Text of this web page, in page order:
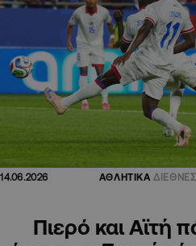
14.06.2026 ΑΘΛΗΤΙΚΑ
Πιερό και Αϊτή